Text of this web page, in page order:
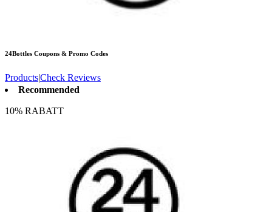
24Bottles Coupons & Promo Codes
Products|Check Reviews
Recommended
10% RABATT